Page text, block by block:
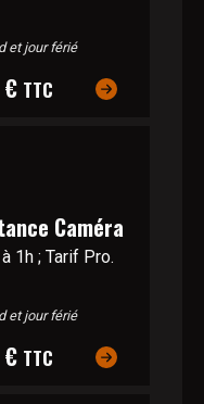
et jour férié
€ TTC
Caméra
1h ; Tarif Pro.
et jour férié
TTC